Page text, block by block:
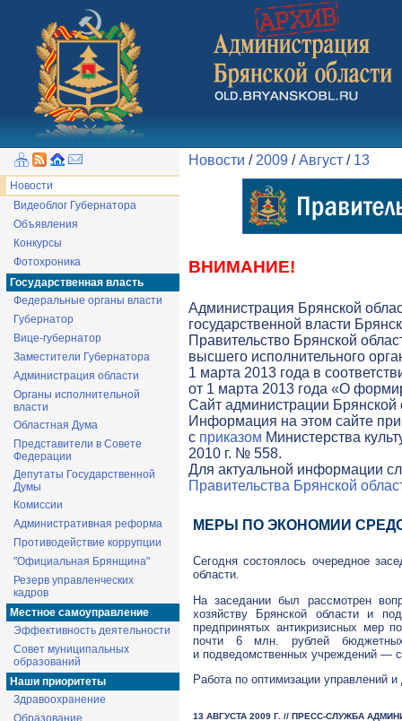
Новости
Видеоблог Губернатора
Объявления
Конкурсы
Фотохроника
Государственная власть
Федеральные органы власти
Губернатор
Вице-губернатор
Заместители Губернатора
Администрация области
Органы исполнительной
власти
Областная Дума
Представители в Совете
Федерации
Депутаты Государственной
Думы
Комиссии
Административная реформа
Противодействие коррупции
"Официальная Брянщина"
Резерв управленческих
кадров
Местное самоуправление
Эффективность деятельности
Совет муниципальных
образований
Наши приоритеты
Здравоохранение
Образование
Новости / 2009 /Август / 13
ВНИМАНИЕ!
Администрация Брянской
государственной власти
Правительство Брянской
высшего исполнительного
1 марта 2013 года в
от 1 марта 2013 года «О
Cайт администрации Брянской
Информация на этом сайте
с приказом Министерства
2010 г. № 558.
Для актуальной информации
Правительства Брянской
МЕРЫ ПО ЭКОНОМИИ
Сегодня состоялось очередное
области.
На заседании был рассмотрен
хозяйству Брянской области и
предпринятых антикризисных мер
почти 6 млн. рублей бюджетных
и подведомственных учреждений —
Работа по оптимизации управлений
13 АВГУСТА 2009 Г. // ПРЕСС-СЛУЖБА